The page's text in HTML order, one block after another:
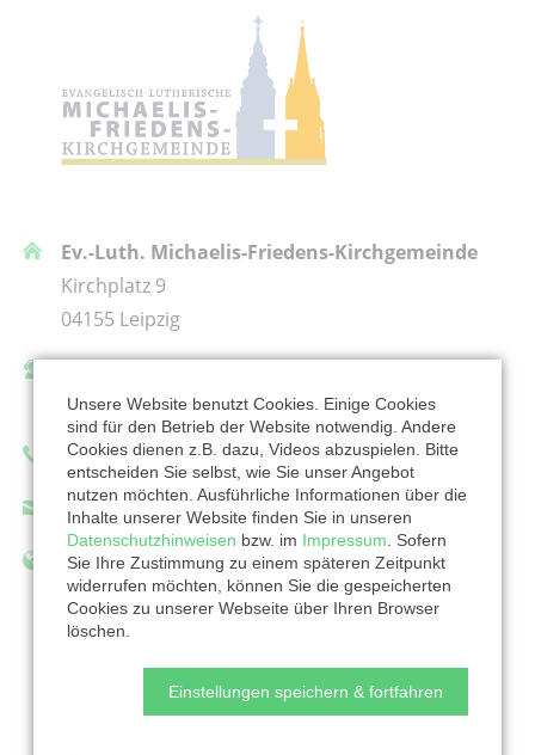
Ev.-Luth. Michaelis-Friedens-Kirchgemeinde
Kirchplatz 9
04155 Leipzig
Martin Findel
Telefon: 03415645509
martin.findel@evlks.de
https://www.michaelis-friedens.de
Zur Organisation
Unsere Website benutzt Cookies. Einige Cookies
sind für den Betrieb der Website notwendig. Andere
Cookies dienen z.B. dazu, Videos abzuspielen. Bitte
entscheiden Sie selbst, wie Sie unser Angebot
nutzen möchten. Ausführliche Informationen über die
Inhalte unserer Website finden Sie in unseren
Datenschutzhinweisen bzw. im Impressum . Sofern
Sie Ihre Zustimmung zu einem späteren Zeitpunkt
widerrufen möchten, können Sie die gespeicherten
Cookies zu unserer Webseite über Ihren Browser
löschen.
Einstellungen speichern & fortfahren